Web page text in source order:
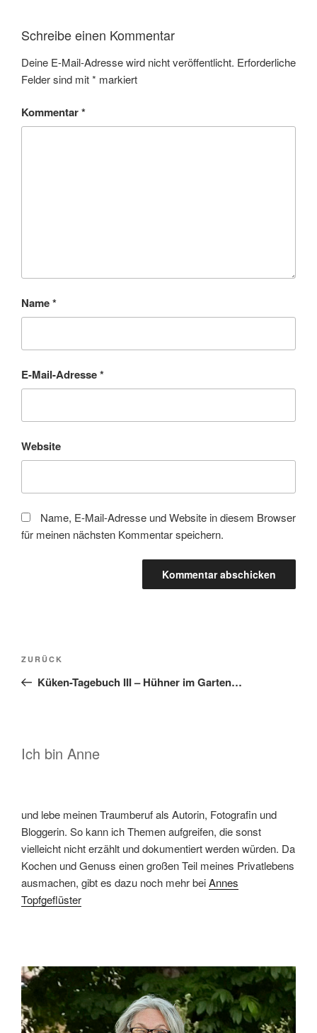
Schreibe einen Kommentar
Deine E-Mail-Adresse wird nicht veröffentlicht. Erforderliche
Felder sind mit* markiert
Kommentar*
Name*
E-Mail-Adresse*
Website
Name, E-Mail-Adresse und Website in diesem Browser
für meinen nächsten Kommentar speichern.
Beitragsnavigation
Vorheriger
Beitrag
ZURÜCK
Küken-Tagebuch III – Hühner im Garten…
Ich bin Anne
und lebe meinen Traumberuf als Autorin, Fotografin und
Bloggerin. So kann ich Themen aufgreifen, die sonst
vielleicht nicht erzählt und dokumentiert werden würden. Da
Kochen und Genuss einen großen Teil meines Privatlebens
ausmachen, gibt es dazu noch mehr beiAnnes
Topfgeflüster